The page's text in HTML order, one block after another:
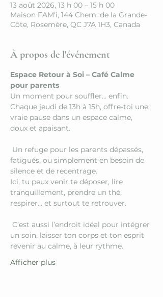
13 août 2026, 13 h 00 – 15 h 00
Maison FAM'i, 144 Chem. de la Grande-
Côte, Rosemère, QC J7A 1H3, Canada
À propos de l'événement
Espace Retour à Soi – Café Calme
pour parents
Un moment pour souffler… enfin.
Chaque jeudi de 13h à 15h, offre-toi une
vraie pause dans un espace calme,
doux et apaisant.
fatigués, ou simplement en besoin de
silence et de recentrage.
Ici, tu peux venir te déposer, lire
tranquillement, prendre un thé,
respirer… et surtout te retrouver.
un soin, laisser ton corps et ton esprit
revenir au calme, à leur rythme.
Afficher plus